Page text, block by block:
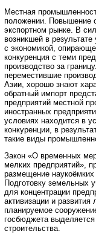
Местная
положении. Повышение
экспортном рынке. В
возникшей в
с экономикой,
конкуренция с теми
производство за
переместившие
Азии, хорошо знают
обратный импорт
предприятий местной
иностранных
условиях находится в
конкуренции, в
такие виды
Закон «О временных
мелких предприятий»,
размещение
Подготовку земельных
для концентрации
активизации и
планируемое
госбюджета
строительства.